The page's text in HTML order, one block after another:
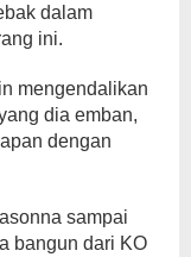
dalam
ini.
mengendalikan
dia emban,
dengan
sampai
bangun dari KO